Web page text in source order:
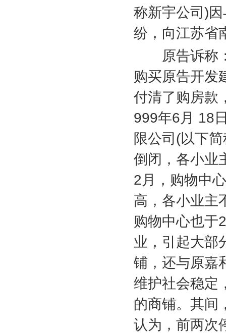
称新宇公司)
纷，向江苏省
原告诉称：
购买原告开发
付清了购房款
999年6月 18
限公司 (以下
倒闭，各小业
2月，购物中
高，各小业主
购物中心也于
业，引起大部
铺，还与原嘉
维护社会稳定
的商铺。其间
认为，前两次